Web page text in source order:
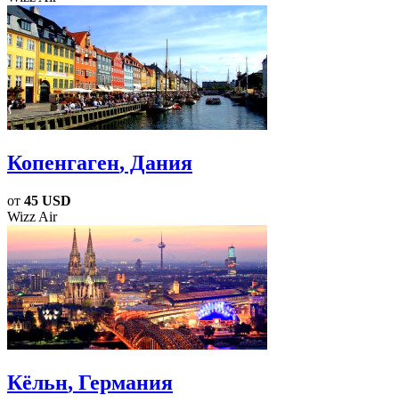
Копенгаген, Дания
от 45 USD
Wizz Air
Кёльн, Германия